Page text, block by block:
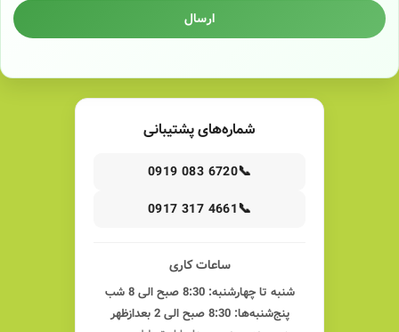
ارسال
شماره‌های پشتیبانی
📞
0919 083 6720
📞
0917 317 4661
ساعات کاری
شنبه تا چهارشنبه: 8:30 صبح الی 8 شب
پنج‌شنبه‌ها: 8:30 صبح الی 2 بعدازظهر